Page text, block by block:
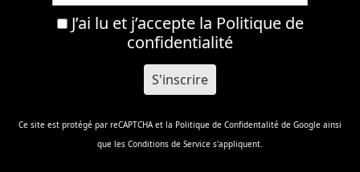
J’ai lu et j’accepte la Politique de
confidentialité
Ce site est protégé par reCAPTCHA et la Politique de Confidentalité de Google ainsi
que les Conditions de Service s'appliquent.